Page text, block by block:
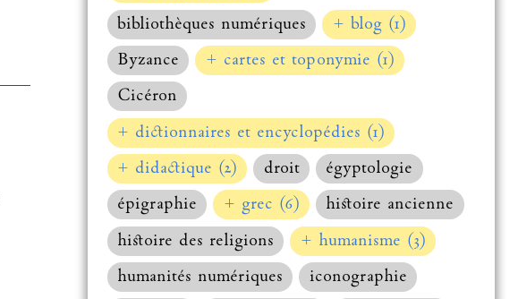
bibliothèques numériques
+ blog (1)
Byzance
+ cartes et toponymie (1)
Cicéron
+ dictionnaires et encyclopédies (1)
+ didactique (2)
droit
égyptologie
épigraphie
+ grec (6)
histoire ancienne
histoire des religions
+ humanisme (3)
humanités numériques
iconographie